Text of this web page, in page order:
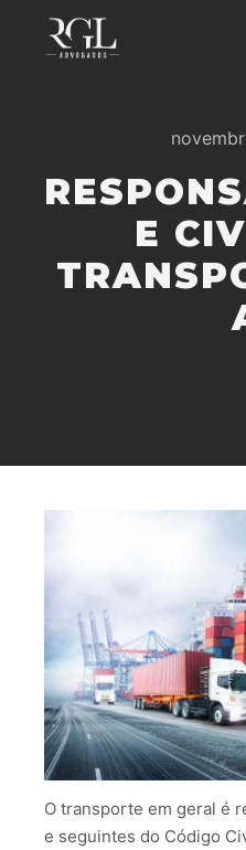
E
O transporte em geral é
e seguintes do Código